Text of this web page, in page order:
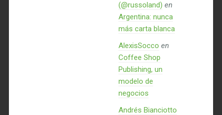
(@russoland) en
Argentina: nunca
más carta blanca
AlexisSocco en
Coffee Shop
Publishing, un
modelo de
negocios
Andrés Bianciotto